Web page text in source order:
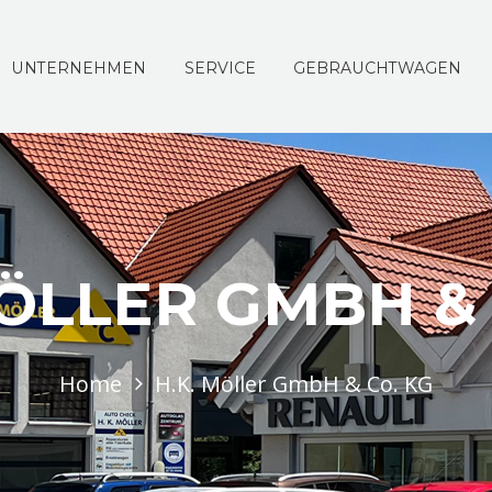
UNTERNEHMEN SERVICE GEBRAUCHTWAGEN
GMBH &
Home H.K. Möller GmbH & Co. KG